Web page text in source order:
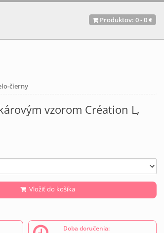
Produktov: 0-0 €
čierny
vzorom Création L,
Vložiť do košíka
Doba doručenia: